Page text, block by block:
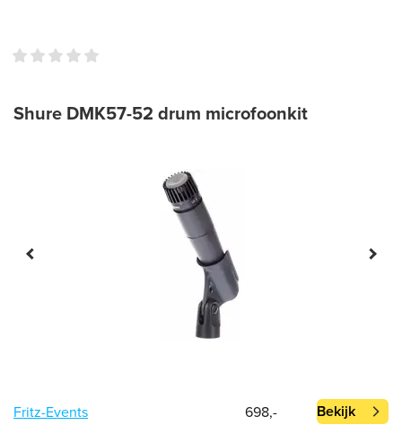
Shure DMK57-52 drum microfoonkit
Fritz-Events 698,- Bekijk